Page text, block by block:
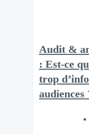
Audit &
: Est-ce
trop
audiences